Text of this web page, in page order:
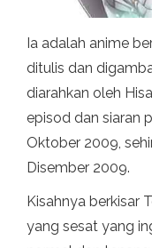
Ia adalah anime
ditulis dan
diarahkan oleh
episod dan siaran
Oktober 2009,
Disember 2009.
Kisahnya berkisar
yang sesat yang